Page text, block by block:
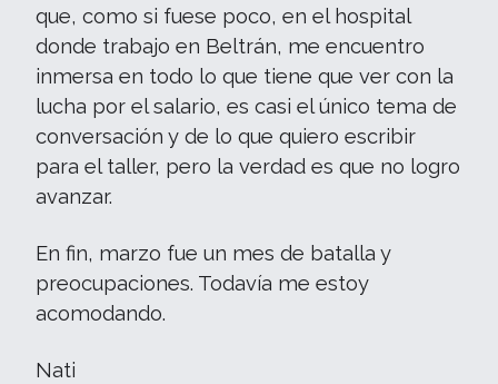
que, como si fuese poco, en el hospital
donde trabajo en Beltrán, me encuentro
inmersa en todo lo que tiene que ver con la
lucha por el salario, es casi el único tema de
conversación y de lo que quiero escribir
para el taller, pero la verdad es que no logro
avanzar.
En fin, marzo fue un mes de batalla y
preocupaciones. Todavía me estoy
acomodando.
Nati